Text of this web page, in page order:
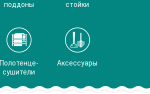
поддоны
стойки
Полотенце-
сушители
Аксессуары